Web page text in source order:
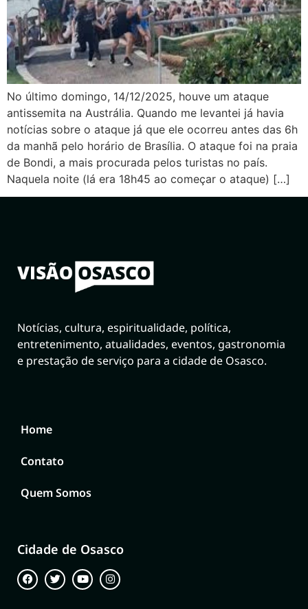
No último domingo, 14/12/2025, houve um ataque
antissemita na Austrália. Quando me levantei já havia
notícias sobre o ataque já que ele ocorreu antes das 6h
da manhã pelo horário de Brasília. O ataque foi na praia
de Bondi, a mais procurada pelos turistas no país.
Naquela noite (lá era 18h45 ao começar o ataque) […]
Notícias, cultura, espiritualidade, política,
entretenimento, atualidades, eventos, gastronomia
e prestação de serviço para a cidade de Osasco.
Home
Contato
Quem Somos
Cidade de Osasco